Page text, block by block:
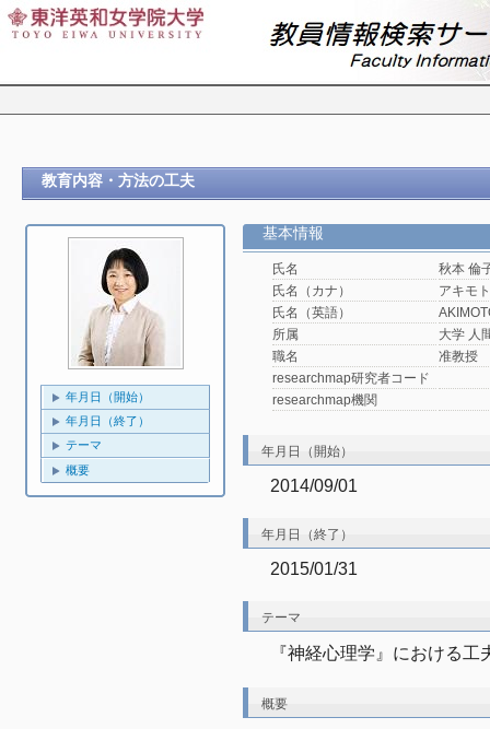
教育内容・方法の工夫
年月日（開始）
年月日（終了）
テーマ
概要
基本情報
氏名
秋本 倫
氏名（カナ）
アキモ
氏名（英語）
所属
大学 人
職名
准教授
researchmap研究者コード
researchmap機関
年月日（開始）
2014/09/01
年月日（終了）
2015/01/31
テーマ
『神経心理学』における工
概要